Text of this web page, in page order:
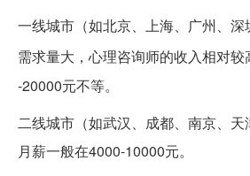
一线城市（如北京、上海、广州、深
需求量大，心理咨询师的收入相对较
-20000元不等。
二线城市（如武汉、成都、南京、天
月薪一般在4000-10000元。